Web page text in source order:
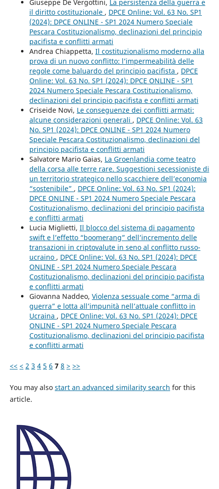
Giuseppe De Vergottini, La persistenza della guerra e
il diritto costituzionale , DPCE Online: Vol. 63 No. SP1
(2024): DPCE ONLINE - SP1 2024 Numero Speciale
Pescara Costituzionalismo, declinazioni del principio
pacifista e conflitti armati
Andrea Chiappetta, Il costituzionalismo moderno alla
prova di un nuovo conflitto: l’impermeabilità delle
regole come baluardo del principio pacifista , DPCE
Online: Vol. 63 No. SP1 (2024): DPCE ONLINE - SP1
2024 Numero Speciale Pescara Costituzionalismo,
declinazioni del principio pacifista e conflitti armati
Criseide Novi, Le conseguenze dei conflitti armati:
alcune considerazioni generali , DPCE Online: Vol. 63
No. SP1 (2024): DPCE ONLINE - SP1 2024 Numero
Speciale Pescara Costituzionalismo, declinazioni del
principio pacifista e conflitti armati
Salvatore Mario Gaias, La Groenlandia come teatro
della corsa alle terre rare. Suggestioni secessioniste di
un territorio strategico nello scacchiere dell’economia
“sostenibile” , DPCE Online: Vol. 63 No. SP1 (2024):
DPCE ONLINE - SP1 2024 Numero Speciale Pescara
Costituzionalismo, declinazioni del principio pacifista
e conflitti armati
Lucia Miglietti, Il blocco del sistema di pagamento
swift e l’effetto “boomerang” dell’incremento delle
transazioni in criptovalute in seno al conflitto russo-
ucraino , DPCE Online: Vol. 63 No. SP1 (2024): DPCE
ONLINE - SP1 2024 Numero Speciale Pescara
Costituzionalismo, declinazioni del principio pacifista
e conflitti armati
Giovanna Naddeo, Violenza sessuale come “arma di
guerra” e lotta all’impunità nell’attuale conflitto in
Ucraina , DPCE Online: Vol. 63 No. SP1 (2024): DPCE
ONLINE - SP1 2024 Numero Speciale Pescara
Costituzionalismo, declinazioni del principio pacifista
e conflitti armati
<< < 2 3 4 5 6 7 8 > >>
You may also start an advanced similarity search for this
article.